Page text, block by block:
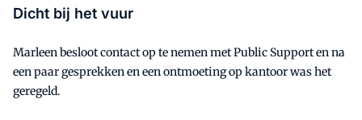
Dicht bij het vuur
Marleen besloot contact op te nemen met Public Support en na
een paar gesprekken en een ontmoeting op kantoor was het
geregeld.